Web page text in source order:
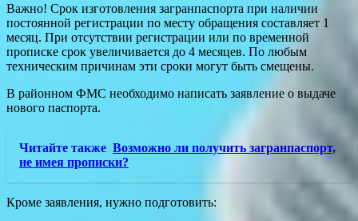
Важно! Срок изготовления загранпаспорта при наличии
постоянной регистрации по месту обращения составляет 1
месяц. При отсутствии регистрации или по временной
прописке срок увеличивается до 4 месяцев. По любым
техническим причинам эти сроки могут быть смещены.
В районном ФМС необходимо написать заявление о выдаче
нового паспорта.
Читайте также Возможно ли получить загранпаспорт,
не имея прописки?
Кроме заявления, нужно подготовить: